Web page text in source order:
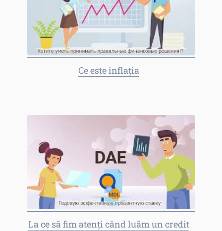
Ce este inflația
La ce să fim atenți când luăm un credit